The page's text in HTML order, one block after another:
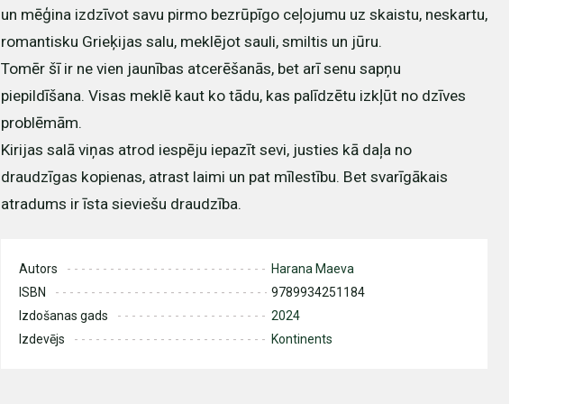
un mēģina izdzīvot savu pirmo bezrūpīgo ceļojumu uz skaistu, neskartu,
romantisku Grieķijas salu, meklējot sauli, smiltis un jūru.
Tomēr šī ir ne vien jaunības atcerēšanās, bet arī senu sapņu
piepildīšana. Visas meklē kaut ko tādu, kas palīdzētu izkļūt no dzīves
problēmām.
Kirijas salā viņas atrod iespēju iepazīt sevi, justies kā daļa no
draudzīgas kopienas, atrast laimi un pat mīlestību. Bet svarīgākais
atradums ir īsta sieviešu draudzība.
Autors
Harana Maeva
ISBN
9789934251184
Izdošanas gads
2024
Izdevējs
Kontinents